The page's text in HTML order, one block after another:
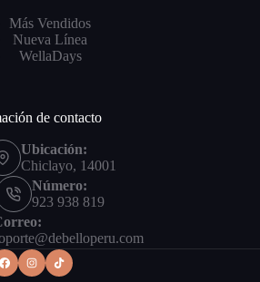
Más Vendidos
Nueva Línea
WellaDays
de contacto
Ubicación:
Chiclayo, 14001
Número:
923 938 819